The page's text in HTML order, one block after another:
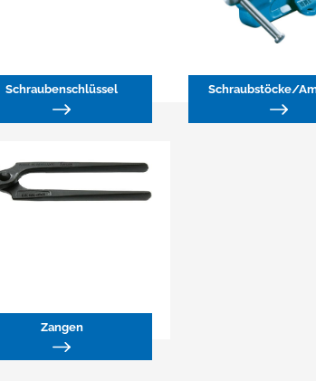
Schraubenschlüssel Schraubstöcke/
Zangen